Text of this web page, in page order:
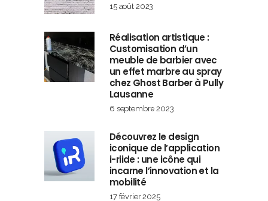
15 août 2023
Réalisation artistique :
Customisation d’un
meuble de barbier avec
un effet marbre au spray
chez Ghost Barber à Pully
Lausanne
6 septembre 2023
Découvrez le design
iconique de l’application
i-riide : une icône qui
incarne l’innovation et la
mobilité
17 février 2025